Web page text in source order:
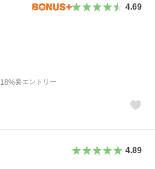
4.69
18%要エントリー
4.89